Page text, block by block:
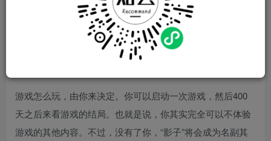
独守地下宫殿，直到国王醒来为止。游戏一旦开始，400天
的倒计时便会启动。即便你退出游戏，倒计时也不会停止。
你是地下孤独的影子，想做什么就能做什么。不用焦虑，你
游戏怎么玩，由你来决定。你可以启动一次游戏，然后400
天之后来看游戏的结局。也就是说，你其实完全可以不体验
游戏的其他内容。不过，没有了你，“影子”将会成为名副其